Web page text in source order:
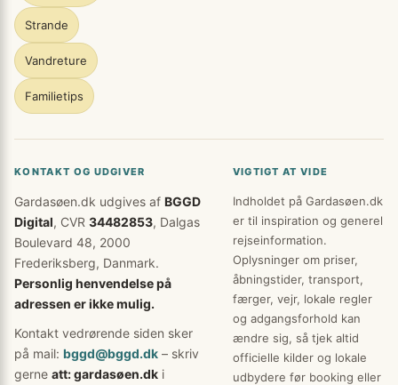
Strande
Vandreture
Familietips
KONTAKT OG UDGIVER
Gardasøen.dk udgives af BGGD
Digital, CVR 34482853, Dalgas
Boulevard 48, 2000
Frederiksberg, Danmark.
Personlig henvendelse på
adressen er ikke mulig.
Kontakt vedrørende siden sker
på mail: bggd@bggd.dk – skriv
gerne att: gardasøen.dk i
VIGTIGT AT VIDE
Indholdet på Gardasøen.dk
er til inspiration og generel
rejseinformation.
Oplysninger om priser,
åbningstider, transport,
færger, vejr, lokale regler
og adgangsforhold kan
ændre sig, så tjek altid
officielle kilder og lokale
udbydere før booking eller